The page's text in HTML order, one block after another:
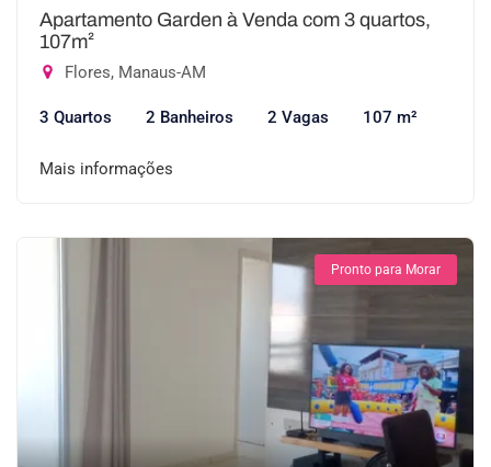
Apartamento Garden à Venda com 3 quartos,
107m²
Flores, Manaus-AM
3 Quartos 2 Banheiros 2 Vagas 107 m²
Mais informações
Pronto para Morar